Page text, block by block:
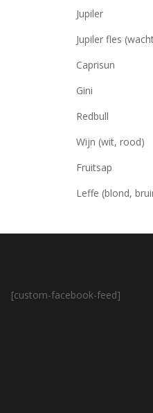
Jupiler
Jupiler fles
Caprisun
Gini
Redbull
Wijn (wit, rood)
Fruitsap
Leffe (blond,
[custom-facebook-feed]